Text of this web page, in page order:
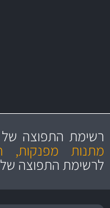
מקצועיות
ושירות מצויין
רשימת התפוצה של
מתנות מפנקות,
לרשימת התפוצה